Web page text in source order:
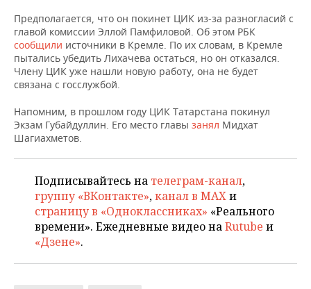
ОТКРЫТАЯ ЛЕКЦИЯ
БАСКЕТБОЛ
ВОЛЕЙБОЛ
КИБЕРСПОРТ
ФИГУРНОЕ КАТАНИЕ
ВОДНЫЕ ВИДЫ СПОРТА
ХОККЕЙ С МЯЧОМ
ИНФРАСТРУКТУРА
ИСТОРИЯ
КУЛЬТУРА
МЕДИЦИНА
ОБРАЗОВАНИЕ
ПРОИСШЕСТВИЯ
СПРАВОЧНИК
СПИСОК ПЕРСОН
СПИСОК КОМПАНИЙ
ПОЛНАЯ ВЕРСИЯ
Предполагается, что он покинет ЦИК из-за разногласий с
главой комиссии Эллой Памфиловой. Об этом РБК
сообщили источники в Кремле. По их словам, в Кремле
пытались убедить Лихачева остаться, но он отказался.
Члену ЦИК уже нашли новую работу, она не будет
связана с госслужбой.
Напомним, в прошлом году ЦИК Татарстана покинул
Экзам Губайдуллин. Его место главы занял Мидхат
Шагиахметов.
Подписывайтесь на телеграм-канал,
группу «ВКонтакте»,канал в MAXи
страницу в «Одноклассниках» «Реального
времени». Ежедневные видео наRutube и
«Дзене».